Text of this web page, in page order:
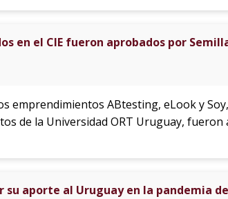
en el CIE fueron aprobados por
emprendimientos ABtesting, eLook y
de la Universidad ORT Uruguay,
su aporte al Uruguay en la pandemia